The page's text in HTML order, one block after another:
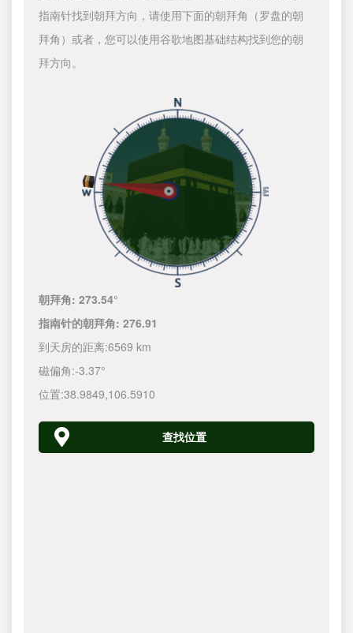
指南针找到朝拜方向，请使用下面的朝拜角（罗盘的朝
拜角）或者，您可以使用谷歌地图基础结构找到您的朝
拜方向。
朝拜角:273.54°
指南针的朝拜角:276.91
到天房的距离:6569 km
磁偏角:-3.37°
位置:38.9849,106.5910
查找位置